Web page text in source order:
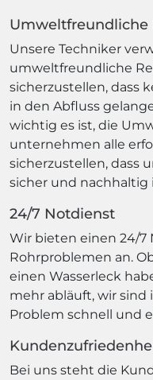
Unsere Techniker
umweltfreundliche
sicherzustellen, dass
in den Abfluss
wichtig es ist, die
unternehmen alle
sicherzustellen, dass
sicher und nachhaltig
24/7 Notdienst
Wir bieten einen 24/7
Rohrproblemen an.
einen Wasserleck
mehr abläuft, wir sind
Problem schnell und
Bei uns steht die